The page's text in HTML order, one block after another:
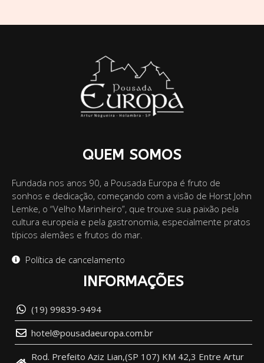
QUEM SOMOS
Fundada nos anos 90, a Pousada Europa é fruto de
sonhos e dedicação, começando com a visão de Horst John
Lemke, o “Velho Marinheiro”, que trouxe sua paixão pela
cultura europeia e pela gastronomia, especialmente pratos
típicos alemães e frutos do mar.
Política de cancelamento
INFORMAÇÕES
(19) 99839-9494
hotel@pousadaeuropa.com.br
Rod. Prefeito Aziz Lian,(SP 107) KM 42,3 Entre Artur